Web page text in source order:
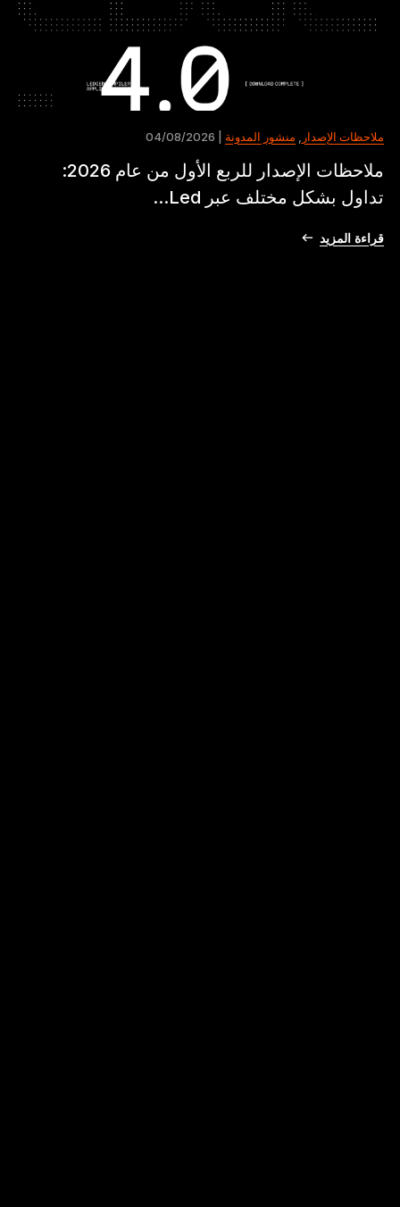
ملاحظات الإصدار , منشور المدونة
ملاحظات الإصدار للربع الأول من عام 2026:
تداول بشكل مختلف عبر Led...
قراءة المزيد